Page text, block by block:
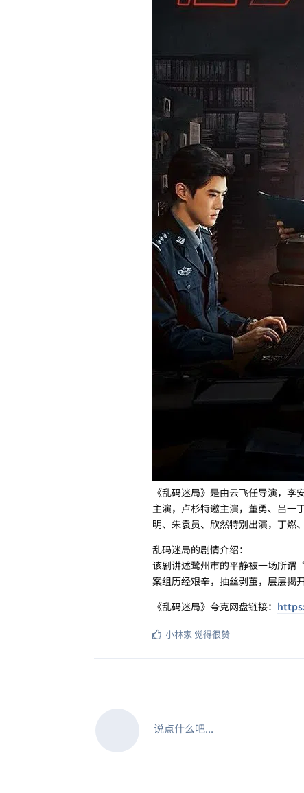
《乱码迷局》是由云飞任导演，
主演，卢杉特邀主演，董勇、吕一
明、朱袁员、欣然特别出演，丁燃
乱码迷局的剧情介绍：
该剧讲述鹭州市的平静被一场所
案组历经艰辛，抽丝剥茧，层层揭
《乱码迷局》夸克网盘链接：
小林家 觉得很赞
说点什么吧...